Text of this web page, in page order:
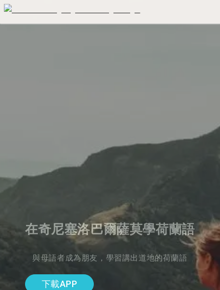
在奇尼塞洛巴爾薩莫學荷蘭語
與母語者成為朋友，學習講出道地的荷蘭語
下載APP